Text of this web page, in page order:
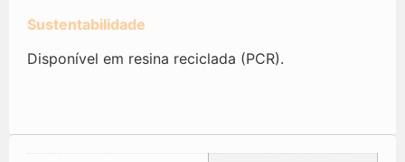
Sustentabilidade
Disponível em resina reciclada (PCR).